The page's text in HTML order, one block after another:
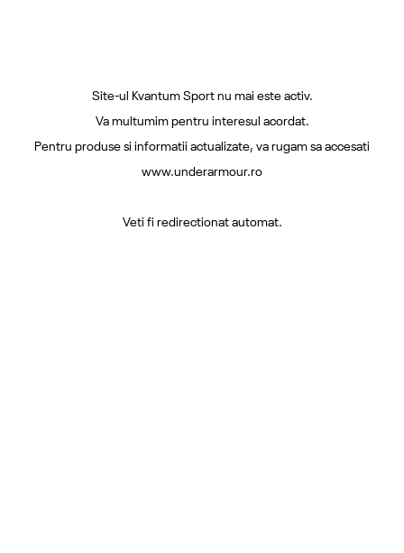
Site-ul Kvantum Sport nu mai este activ.
Va multumim pentru interesul acordat.
Pentru produse si informatii actualizate, va rugam sa accesati
www.underarmour.ro
Veti fi redirectionat automat.